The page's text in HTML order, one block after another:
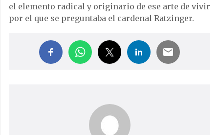
el elemento radical y originario de ese arte de vivir
por el que se preguntaba el cardenal Ratzinger.